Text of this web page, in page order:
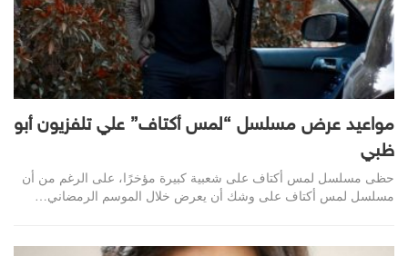
مواعيد عرض مسلسل “لمس أكتاف” علي تلفزيون أبو
ظبي
حظى مسلسل لمس أكتاف على شعبية كبيرة مؤخرًا، على الرغم من أن
مسلسل لمس أكتاف على وشك أن يعرض خلال الموسم الرمضاني…